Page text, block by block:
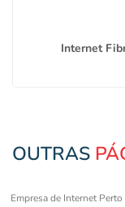
Internet
OUTRAS
Empresa de Internet